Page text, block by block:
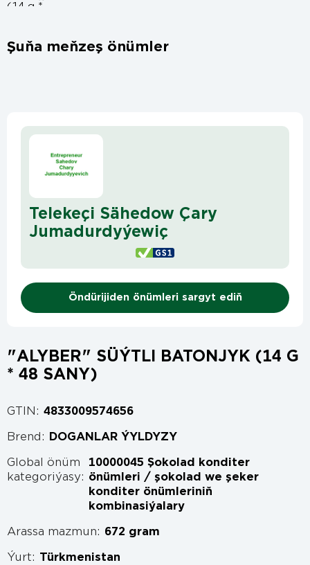
Şuňa meňzeş önümler
Telekeçi Sähedow Çary
Jumadurdyýewiç
Öndürijiden önümleri sargyt ediň
"ALYBER" SÜÝTLI BATONJYK (14 G
* 48 SANY)
GTIN: 4833009574656
Brend: DOGANLAR ÝYLDYZY
Global önüm
kategoriýasy:
10000045 Şokolad konditer
önümleri / şokolad we şeker
konditer önümleriniň
kombinasiýalary
Arassa mazmun: 672 gram
Ýurt: Türkmenistan